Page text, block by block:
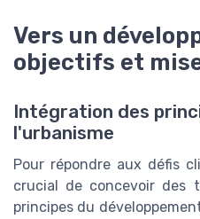
Vers un
objectifs et
Intégration des
l'urbanisme
Pour répondre aux défis
crucial de concevoir des
principes du